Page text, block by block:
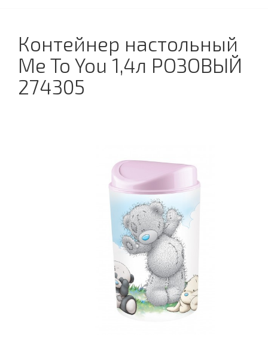
Контейнер настольный
Me To You 1,4л РОЗОВЫЙ
274305